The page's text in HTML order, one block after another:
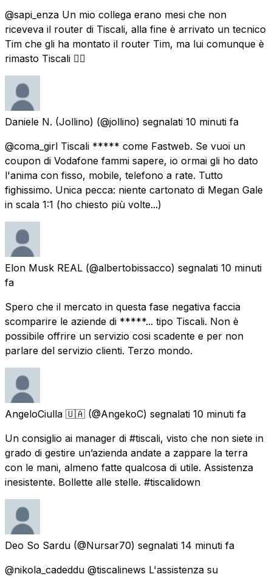
@sapi_enza Un mio collega erano mesi che non
riceveva il router di Tiscali, alla fine è arrivato un tecnico
Tim che gli ha montato il router Tim, ma lui comunque è
rimasto Tiscali 😵‍💫
Daniele N. (Jollino) (@jollino) segnalati 10 minuti fa
@coma_girl Tiscali ***** come Fastweb. Se vuoi un
coupon di Vodafone fammi sapere, io ormai gli ho dato
l'anima con fisso, mobile, telefono a rate. Tutto
fighissimo. Unica pecca: niente cartonato di Megan Gale
in scala 1:1 (ho chiesto più volte...)
Elon Musk REAL (@albertobissacco) segnalati 10 minuti
fa
Spero che il mercato in questa fase negativa faccia
scomparire le aziende di *****... tipo Tiscali. Non è
possibile offrire un servizio cosi scadente e per non
parlare del servizio clienti. Terzo mondo.
AngeloCiulla 🇺🇦 (@AngekoC) segnalati 10 minuti fa
Un consiglio ai manager di #tiscali, visto che non siete in
grado di gestire un’azienda andate a zappare la terra
con le mani, almeno fatte qualcosa di utile. Assistenza
inesistente. Bollette alle stelle. #tiscalidown
Deo So Sardu (@Nursar70) segnalati 14 minuti fa
@nikola_cadeddu @tiscalinews L'assistenza su